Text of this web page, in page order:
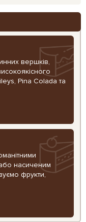
вершків,
Pina Colada та
насиченим
фрукти,